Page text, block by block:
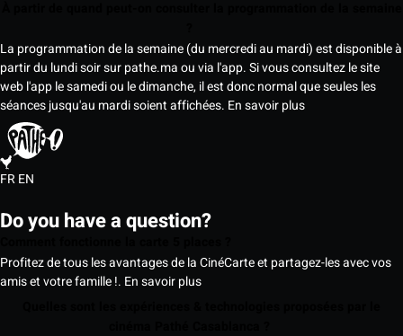
La programmation de la semaine (du mercredi au mardi) est disponible à
partir du lundi soir sur pathe.ma ou via l'app. Si vous consultez le site
web l'app le samedi ou le dimanche, il est donc normal que seules les
séances jusqu'au mardi soient affichées. En savoir plus
FREN
Do you have a question?
Profitez de tous les avantages de la CinéCarte et partagez-les avec vos
amis et votre famille !. En savoir plus